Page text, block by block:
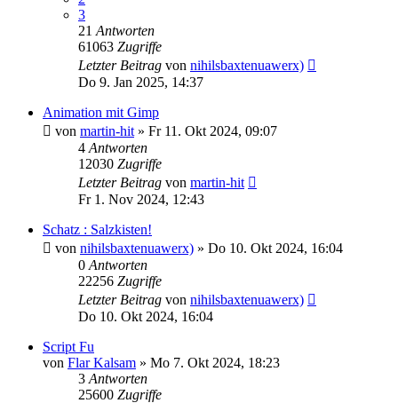
3
21 Antworten
61063 Zugriffe
Letzter Beitrag von nihilsbaxtenuawerx)
Do 9. Jan 2025, 14:37
Animation mit Gimp
von martin-hit » Fr 11. Okt 2024, 09:07
4 Antworten
12030 Zugriffe
Letzter Beitrag von martin-hit
Fr 1. Nov 2024, 12:43
Schatz : Salzkisten!
von nihilsbaxtenuawerx) » Do 10. Okt 2024, 16:04
0 Antworten
22256 Zugriffe
Letzter Beitrag von nihilsbaxtenuawerx)
Do 10. Okt 2024, 16:04
Script Fu
von Flar Kalsam » Mo 7. Okt 2024, 18:23
3 Antworten
25600 Zugriffe